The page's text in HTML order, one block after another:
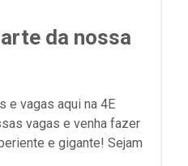
da nossa
e vagas aqui na 4E
vagas e venha fazer
e gigante! Sejam